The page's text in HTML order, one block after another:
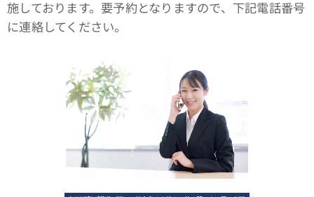
施しております。要予約となりますので、下記電話番号
に連絡してください。